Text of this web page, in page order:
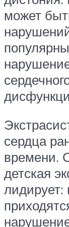
может
сердца
времени.
детская
лидирует: